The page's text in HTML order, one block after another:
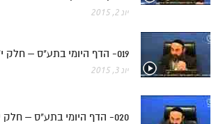
יונ 2, 2015
019- הדף היומי בתע"ס – חלק י"ד – א'תקכט-א'תקל
יונ 3, 2015
020- הדף היומי בתע"ס – חלק